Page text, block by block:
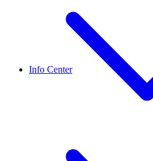
Info Center